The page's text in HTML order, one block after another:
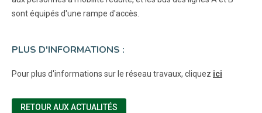
sont équipés d'une rampe d'accès.
PLUS D'INFORMATIONS :
Pour plus d'informations sur le réseau travaux, cliquez ici
RETOUR AUX ACTUALITÉS